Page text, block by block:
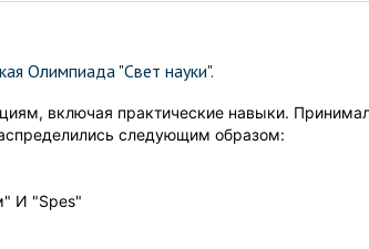
Олимпиада "Свет науки".
включая практические навыки.
следующим образом:
И "Spes"